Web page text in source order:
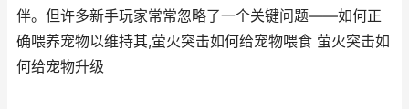
伴。但许多新手玩家常常忽略了一个关键问题——如何正
确喂养宠物以维持其,萤火突击如何给宠物喂食 萤火突击如
何给宠物升级